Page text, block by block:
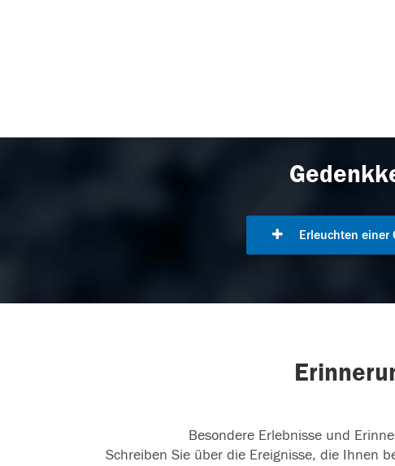
Erleuchten einer
Besondere Erlebnisse und
Schreiben Sie über die Ereignisse, die Ihnen